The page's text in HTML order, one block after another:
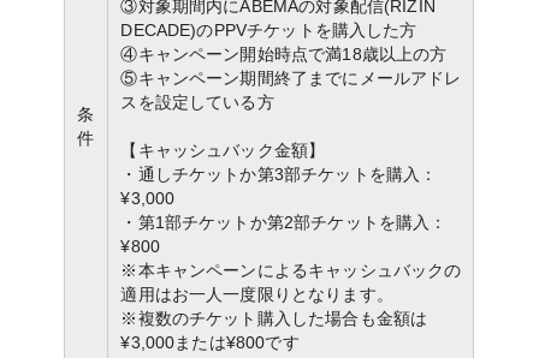
条
件
③対象期間内にABEMAの対象配信(RIZIN
DECADE)のPPVチケットを購入した方
④キャンペーン開始時点で満18歳以上の方
⑤キャンペーン期間終了までにメールアドレ
スを設定している方
【キャッシュバック金額】
・通しチケットか第3部チケットを購入：
¥3,000
・第1部チケットか第2部チケットを購入：
¥800
※本キャンペーンによるキャッシュバックの
適用はお一人一度限りとなります。
※複数のチケット購入した場合も金額は
¥3,000または¥800です